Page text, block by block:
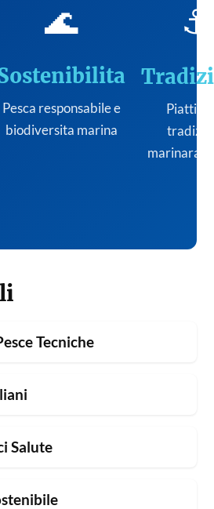
🌊
Pesca responsabile e
biodiversita marina
⚓
Piatti
marinara
Tecniche
Salute